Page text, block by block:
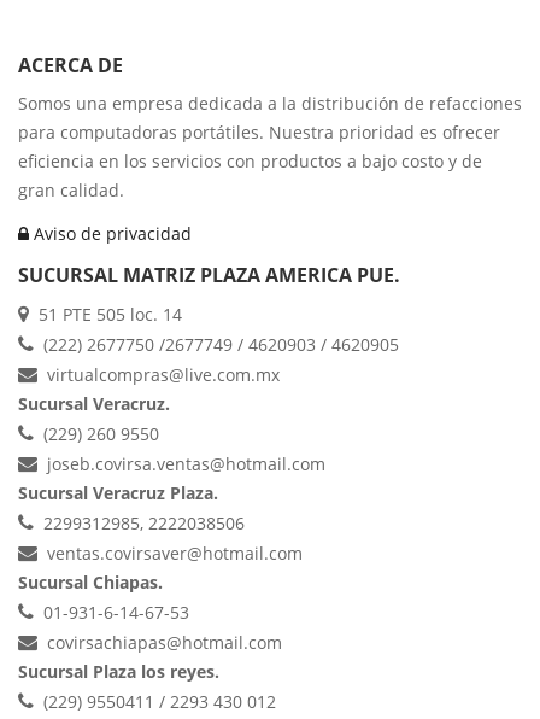
ACERCA DE
Somos una empresa dedicada a la distribución de refacciones
para computadoras portátiles. Nuestra prioridad es ofrecer
eficiencia en los servicios con productos a bajo costo y de
gran calidad.
Aviso de privacidad
SUCURSAL MATRIZ PLAZA AMERICA PUE.
51 PTE 505 loc. 14
(222) 2677750 /2677749 / 4620903 / 4620905
virtualcompras@live.com.mx
Sucursal Veracruz.
(229) 260 9550
joseb.covirsa.ventas@hotmail.com
Sucursal Veracruz Plaza.
2299312985, 2222038506
ventas.covirsaver@hotmail.com
Sucursal Chiapas.
01-931-6-14-67-53
covirsachiapas@hotmail.com
Sucursal Plaza los reyes.
(229) 9550411 / 2293 430 012